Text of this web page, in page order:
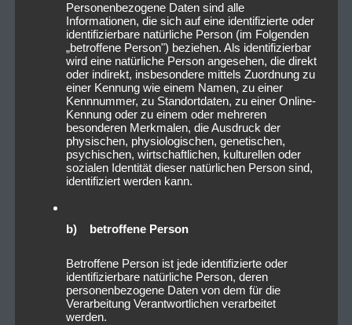
Personenbezogene Daten sind alle
Informationen, die sich auf eine identifizierte oder
identifizierbare natürliche Person (im Folgenden
„betroffene Person") beziehen. Als identifizierbar
wird eine natürliche Person angesehen, die direkt
oder indirekt, insbesondere mittels Zuordnung zu
einer Kennung wie einem Namen, zu einer
Kennnummer, zu Standortdaten, zu einer Online-
Kennung oder zu einem oder mehreren
besonderen Merkmalen, die Ausdruck der
physischen, physiologischen, genetischen,
psychischen, wirtschaftlichen, kulturellen oder
sozialen Identität dieser natürlichen Person sind,
identifiziert werden kann.
b) betroffene Person
Betroffene Person ist jede identifizierte oder
identifizierbare natürliche Person, deren
personenbezogene Daten von dem für die
Verarbeitung Verantwortlichen verarbeitet
werden.